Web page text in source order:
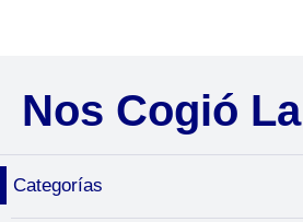
Nos Cogió
Categorías